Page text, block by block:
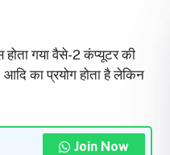
गया वैसे-2 कंप्यूटर की
का प्रयोग होता है लेकिन
Join Now